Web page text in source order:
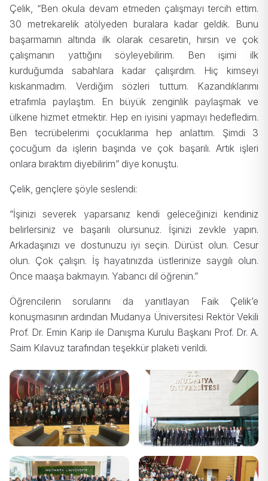
Çelik, “Ben okula devam etmeden çalışmayı tercih ettim.
30 metrekarelik atölyeden buralara kadar geldik. Bunu
başarmamın altında ilk olarak cesaretin, hırsın ve çok
çalışmanın yattığını söyleyebilirim. Ben işimi ilk
kurduğumda sabahlara kadar çalışırdım. Hiç kimseyi
kıskanmadım. Verdiğim sözleri tuttum. Kazandıklarımı
etrafımla paylaştım. En büyük zenginlik paylaşmak ve
ülkene hizmet etmektir. Hep en iyisini yapmayı hedefledim.
Ben tecrübelerimi çocuklarıma hep anlattım. Şimdi 3
çocuğum da işlerin başında ve çok başarılı. Artık işleri
onlara bıraktım diyebilirim” diye konuştu.
Çelik, gençlere şöyle seslendi:
“İşinizi severek yaparsanız kendi geleceğinizi kendiniz
belirlersiniz ve başarılı olursunuz. İşinizi zevkle yapın.
Arkadaşınızı ve dostunuzu iyi seçin. Dürüst olun. Cesur
olun. Çok çalışın. İş hayatınızda üstlerinize saygılı olun.
Önce maaşa bakmayın. Yabancı dil öğrenin.”
Öğrencilerin sorularını da yanıtlayan Faik Çelik’e
konuşmasının ardından Mudanya Üniversitesi Rektör Vekili
Prof. Dr. Emin Karip ile Danışma Kurulu Başkanı Prof. Dr. A.
Saim Kılavuz tarafından teşekkür plaketi verildi.